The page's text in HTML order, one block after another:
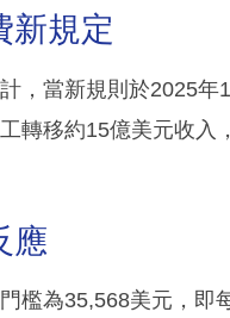
新規定
，當新規則於2025
轉移約15億美元收入
應
檻為35,568美元，即